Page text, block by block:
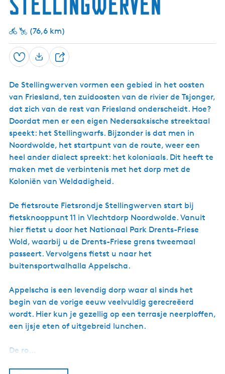
G
e
r
'
u
t
e
-
V
g
e
k
u
t
e
e
p
s
o
d
o
l
d
h
m
s
u
(76,6 km)
Opslaan
D
e
l
De Stellingwerven vormen een gebied in het oosten
van Friesland, ten zuidoosten van de rivier de Tsjonger,
dat zich van de rest van Friesland onderscheidt. Hoe?
Doordat men er een eigen Nedersaksische streektaal
speekt: het Stellingwarfs. Bijzonder is dat men in
Noordwolde, het startpunt van de route, weer een
heel ander dialect spreekt: het koloniaals. Dit heeft te
maken met de verbintenis met het dorp met de
Koloniën van Weldadigheid.
De fietsroute Fietsrondje Stellingwerven start bij
fietsknooppunt 11 in Vlechtdorp Noordwolde. Vanuit
hier fietst u door het Nationaal Park Drents-Friese
Wold, waarbij u de Drents-Friese grens tweemaal
passeert. Vervolgens fietst u naar het
buitensportwalhalla Appelscha.
Appelscha is een levendig dorp waar al sinds het
begin van de vorige eeuw veelvuldig gerecreëerd
wordt. Hier kun je gezellig op een terrasje neerploffen,
een ijsje eten of uitgebreid lunchen.
De ro…